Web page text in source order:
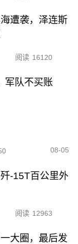
遭袭，泽连斯
阅读 16120
军队不买账
08-05
-15T百公里外
阅读 12963
大圈，最后发